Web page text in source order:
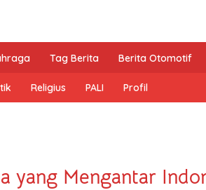
Tag Berita Berita Otomotif
Religius PALI Profil
yang Mengantar